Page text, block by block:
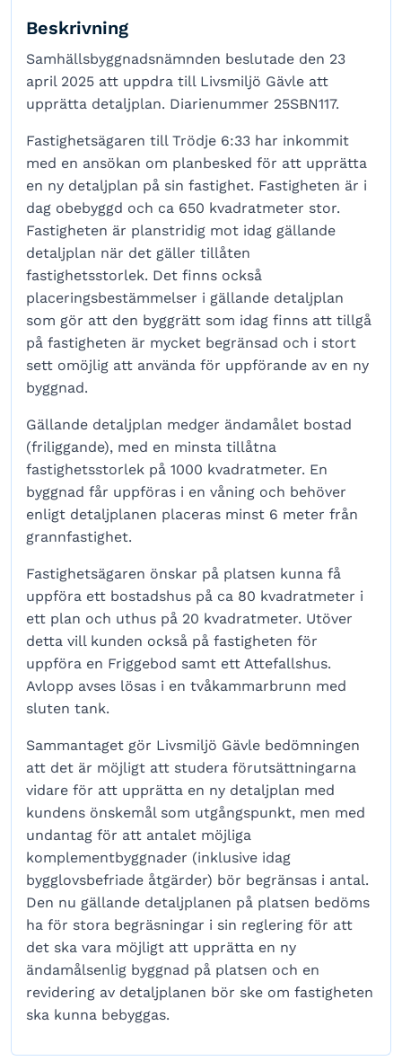
Beskrivning
Samhällsbyggnadsnämnden beslutade den 23
april 2025 att uppdra till Livsmiljö Gävle att
upprätta detaljplan. Diarienummer 25SBN117.
Fastighetsägaren till Trödje 6:33 har inkommit
med en ansökan om planbesked för att upprätta
en ny detaljplan på sin fastighet. Fastigheten är i
dag obebyggd och ca 650 kvadratmeter stor.
Fastigheten är planstridig mot idag gällande
detaljplan när det gäller tillåten
fastighetsstorlek. Det finns också
placeringsbestämmelser i gällande detaljplan
som gör att den byggrätt som idag finns att tillgå
på fastigheten är mycket begränsad och i stort
sett omöjlig att använda för uppförande av en ny
byggnad.
Gällande detaljplan medger ändamålet bostad
(friliggande), med en minsta tillåtna
fastighetsstorlek på 1000 kvadratmeter. En
byggnad får uppföras i en våning och behöver
enligt detaljplanen placeras minst 6 meter från
grannfastighet.
Fastighetsägaren önskar på platsen kunna få
uppföra ett bostadshus på ca 80 kvadratmeter i
ett plan och uthus på 20 kvadratmeter. Utöver
detta vill kunden också på fastigheten för
uppföra en Friggebod samt ett Attefallshus.
Avlopp avses lösas i en tvåkammarbrunn med
sluten tank.
Sammantaget gör Livsmiljö Gävle bedömningen
att det är möjligt att studera förutsättningarna
vidare för att upprätta en ny detaljplan med
kundens önskemål som utgångspunkt, men med
undantag för att antalet möjliga
komplementbyggnader (inklusive idag
bygglovsbefriade åtgärder) bör begränsas i antal.
Den nu gällande detaljplanen på platsen bedöms
ha för stora begräsningar i sin reglering för att
det ska vara möjligt att upprätta en ny
ändamålsenlig byggnad på platsen och en
revidering av detaljplanen bör ske om fastigheten
ska kunna bebyggas.